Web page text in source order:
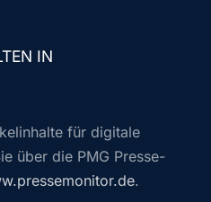
IN
für digitale
über die PMG Presse-
.